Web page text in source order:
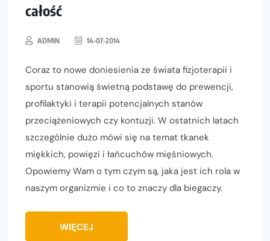
całość
ADMIN 14-07-2014
Coraz to nowe doniesienia ze świata fizjoterapii i
sportu stanowią świetną podstawę do prewencji,
profilaktyki i terapii potencjalnych stanów
przeciążeniowych czy kontuzji. W ostatnich latach
szczególnie dużo mówi się na temat tkanek
miękkich, powięzi i łańcuchów mięśniowych.
Opowiemy Wam o tym czym są, jaka jest ich rola w
naszym organizmie i co to znaczy dla biegaczy.
WIĘCEJ